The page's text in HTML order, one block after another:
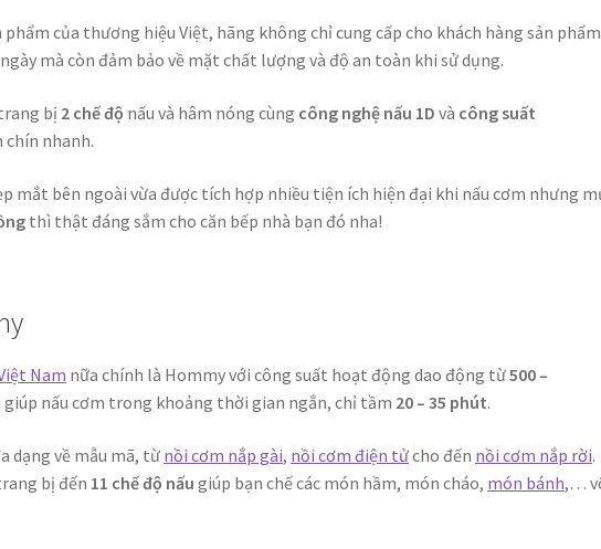
của thương hiệu Việt, hãng không chỉ cung cấp cho khách hàng sản
mà còn đảm bảo về mặt chất lượng và độ an toàn khi sử dụng.
bị 2 chế độ nấu và hâm nóng cùng công nghệ nấu 1D và công suất
chín nhanh.
mắt bên ngoài vừa được tích hợp nhiều tiện ích hiện đại khi nấu cơm nhưng
thì thật đáng sắm cho căn bếp nhà bạn đó nha!
Nam nữa chính là Hommy với công suất hoạt động dao động từ500 –
giúp nấu cơm trong khoảng thời gian ngắn, chỉ tầm 20 – 35 phút.
dạng về mẫu mã, từnồi cơm nắp gài, nồi cơm điện tửcho đến nồi cơm nắp rời.
bị đến 11 chế độ nấu giúp bạn chế các món hầm, món cháo, món bánh,…